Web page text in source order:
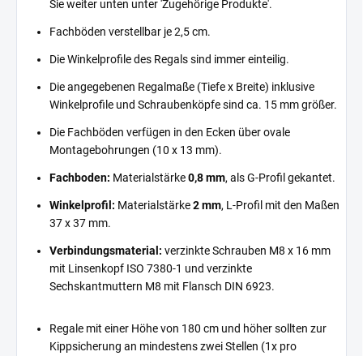
Sie weiter unten unter 'Zugehörige Produkte'.
Fachböden verstellbar je 2,5 cm.
Die Winkelprofile des Regals sind immer einteilig.
Die angegebenen Regalmaße (Tiefe x Breite) inklusive
Winkelprofile und Schraubenköpfe sind ca. 15 mm größer.
Die Fachböden verfügen in den Ecken über ovale
Montagebohrungen (10 x 13 mm).
Fachboden: Materialstärke0,8 mm, als G-Profil gekantet.
Winkelprofil: Materialstärke2 mm, L-Profil mit den Maßen
37 x 37 mm.
Verbindungsmaterial: verzinkte Schrauben M8 x 16 mm
mit Linsenkopf ISO 7380-1 und verzinkte
Sechskantmuttern M8 mit Flansch DIN 6923.
Regale mit einer Höhe von 180 cm und höher sollten zur
Kippsicherung an mindestens zwei Stellen (1x pro